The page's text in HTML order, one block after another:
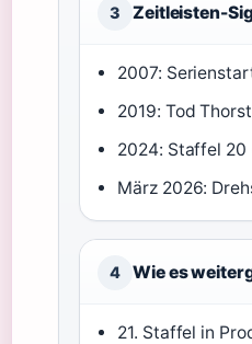
3 Zeitleisten-
2007:
2019: Tod
2024: Staffel 20
März 2026:
4 Wie es
21. Staffel in